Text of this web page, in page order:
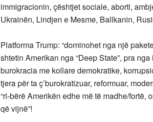
immigracionin, çështjet sociale, aborti,
Ukrainën, Lindjen e Mesme, Ballkanin,
Platforma Trump: “dominohet nga një
shtetin Amerikan nga “Deep State”, pra
burokracia me kollare demokratike,
tjera për ta ç’burokratizuar, reformuar,
“ri-bërë Amerikën edhe më të madhe/
që vijnë”!